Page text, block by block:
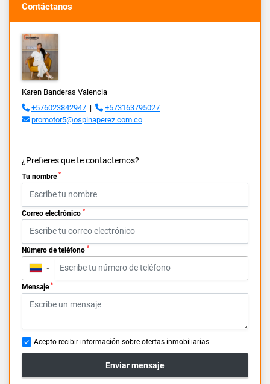
Contáctanos
Karen Banderas Valencia
+576023842947 |
+573163795027
promotor5@ospinaperez.com.co
¿Prefieres que te contactemos?
Tu nombre *
Correo electrónico *
Número de teléfono *
▼
Mensaje *
Acepto recibir información sobre ofertas inmobiliarias
Enviar mensaje